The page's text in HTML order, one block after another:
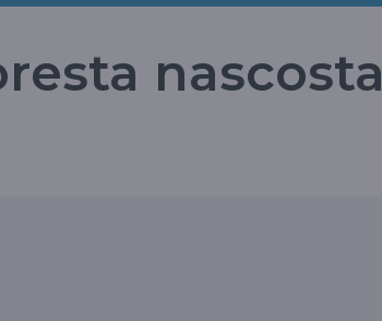
nascosta